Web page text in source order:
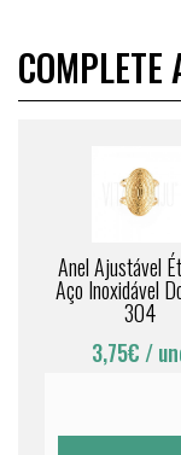
Anel Ajustável
Aço Inoxidável
304
3,75€ /